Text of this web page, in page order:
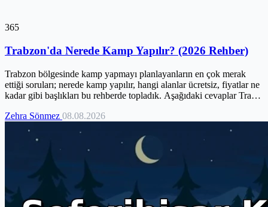
365
Trabzon'da Nerede Kamp Yapılır? (2026 Rehber)
Trabzon bölgesinde kamp yapmayı planlayanların en çok merak
ettiği soruları; nerede kamp yapılır, hangi alanlar ücretsiz, fiyatlar ne
kadar gibi başlıkları bu rehberde topladık. Aşağıdaki cevaplar Tra…
Zehra Sönmez 08.08.2026